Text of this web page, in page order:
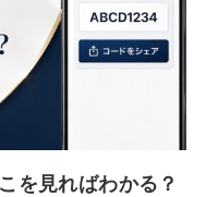
を見ればわかる？